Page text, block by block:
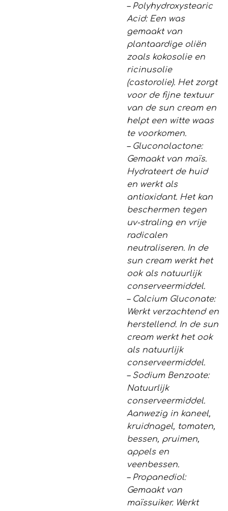
– Polyhydroxystearic
Acid: Een was
gemaakt van
plantaardige oliën
zoals kokosolie en
ricinusolie
(castorolie). Het zorgt
voor de fijne textuur
van de sun cream en
helpt een witte waas
te voorkomen.
– Gluconolactone:
Gemaakt van maïs.
Hydrateert de huid
en werkt als
antioxidant. Het kan
beschermen tegen
uv-straling en vrije
radicalen
neutraliseren. In de
sun cream werkt het
ook als natuurlijk
conserveermiddel.
– Calcium Gluconate:
Werkt verzachtend en
herstellend. In de sun
cream werkt het ook
als natuurlijk
conserveermiddel.
– Sodium Benzoate:
Natuurlijk
conserveermiddel.
Aanwezig in kaneel,
kruidnagel, tomaten,
bessen, pruimen,
appels en
veenbessen.
– Propanediol:
Gemaakt van
maïssuiker. Werkt